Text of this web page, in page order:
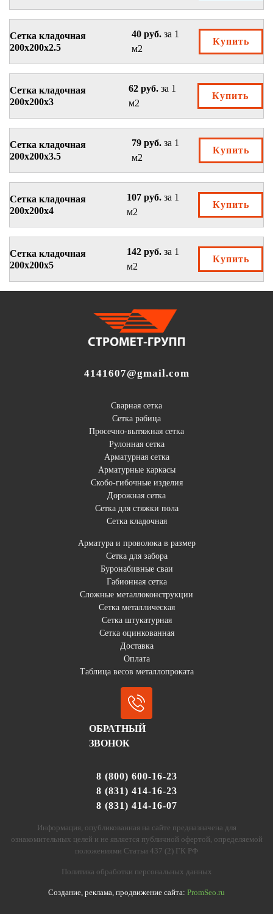
Сетка кладочная
200х200х2.5
40 руб. за 1
м2
Купить
Сетка кладочная
200х200х3
62 руб. за 1
м2
Купить
Сетка кладочная
200х200х3.5
79 руб. за 1
м2
Купить
Сетка кладочная
200х200х4
107 руб. за 1
м2
Купить
Сетка кладочная
200х200х5
142 руб. за 1
м2
Купить
4141607@gmail.com
Сварная сетка
Сетка рабица
Просечно-вытяжная сетка
Рулонная сетка
Арматурная сетка
Арматурные каркасы
Скобо-гибочные изделия
Дорожная сетка
Сетка для стяжки пола
Сетка кладочная
Арматура и проволока в размер
Сетка для забора
Буронабивные сваи
Габионная сетка
Сложные металлоконструкции
Сетка металлическая
Сетка штукатурная
Сетка оцинкованная
Доставка
Оплата
Таблица весов металлопроката
ОБРАТНЫЙ
ЗВОНОК
8 (800) 600-16-23
8 (831) 414-16-23
8 (831) 414-16-07
Информация, опубликованная на сайте предназначена для
ознакомительных целей и не является публичной офертой, определяемой
положениями Статьи 437 (2) ГК РФ
Политика обработки персональных данных
Создание, реклама, продвижение сайта: PromSeo.ru